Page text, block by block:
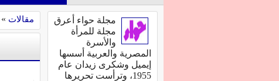
مقالات »
مجلة حواء أعرق
مجلة للمرأة
والأسرة
المصرية والعربية أسسها
إيميل وشكرى زيدان عام
1955، وترأست تحريرها